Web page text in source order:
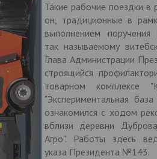
Такие рабочие поездки в
он, традиционные в
выполнением
так называемому
Глава Администрации
строящийся
товарном комплексе
"Экспериментальная
ознакомился с ходом
вблизи деревни
Агро". Работы здесь
указа Президента №143.